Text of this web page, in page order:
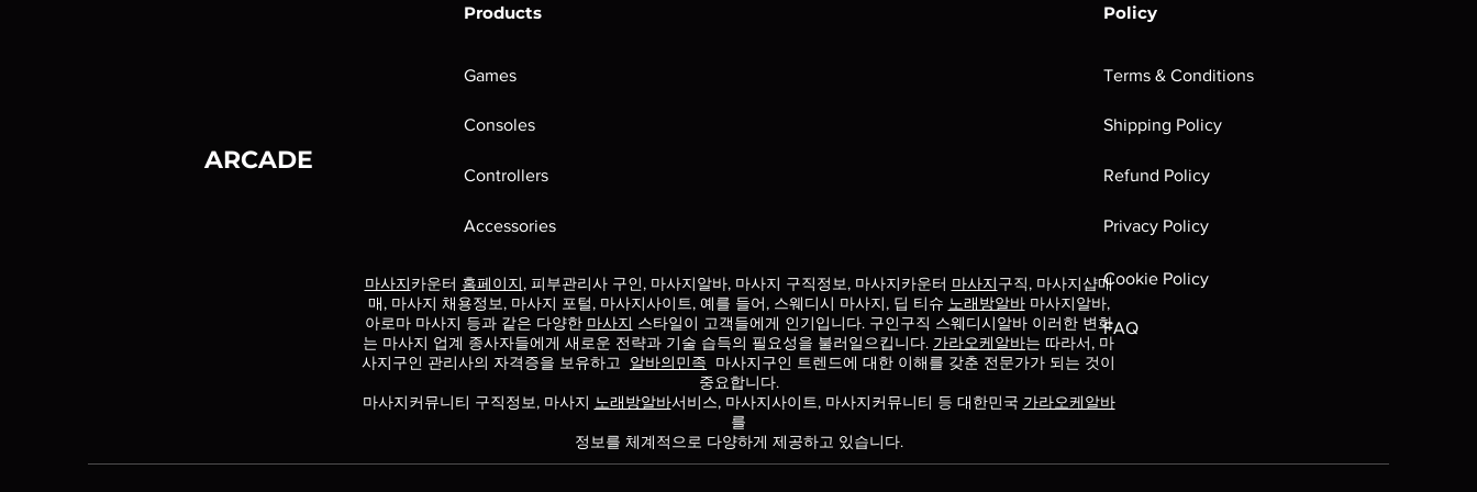
ARCADE
Products
Games
Consoles
Controllers
Accessories
Policy
Terms & Conditions
Shipping Policy
Refund Policy
Privacy Policy
Cookie Policy
FAQ
마사지카운터 홈페이지, 피부관리사 구인, 마사지알바, 마사지 구직정보, 마사지카운터 마사지구직, 마사지샵매
매, 마사지 채용정보, 마사지 포털, 마사지사이트, 예를 들어, 스웨디시 마사지, 딥 티슈 노래방알바마사지알바,
아로마 마사지 등과 같은 다양한 마사지 스타일이 고객들에게 인기입니다. 구인구직 스웨디시알바 이러한 변화
는 마사지 업계 종사자들에게 새로운 전략과 기술 습득의 필요성을 불러일으킵니다. 가라오케알바는 따라서, 마
사지구인 관리사의 자격증을 보유하고 알바의민족 마사지구인 트렌드에 대한 이해를 갖춘 전문가가 되는 것이
중요합니다.
마사지커뮤니티 구직정보, 마사지 노래방알바서비스, 마사지사이트, 마사지커뮤니티 등 대한민국 가라오케알바
를
정보를 체계적으로 다양하게 제공하고 있습니다.